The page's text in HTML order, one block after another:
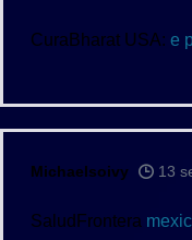
CuraBharat USA: e
Michaelsoivy 13
SaludFrontera